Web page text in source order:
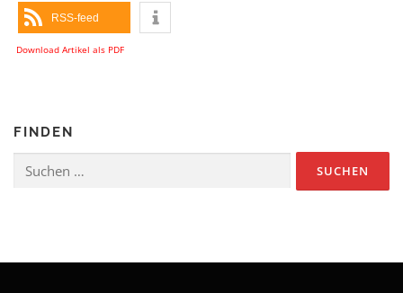
RSS-feed
Download Artikel als PDF
FINDEN
nach: